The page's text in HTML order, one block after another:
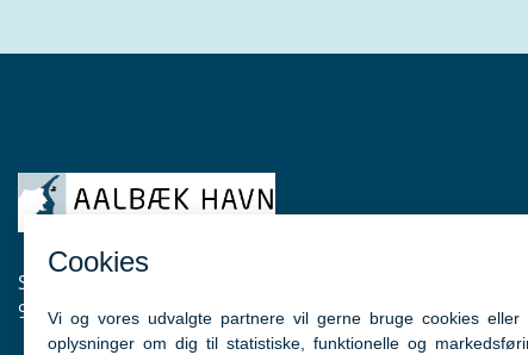
Sønder Havnevej 69
9982 Ålbæk